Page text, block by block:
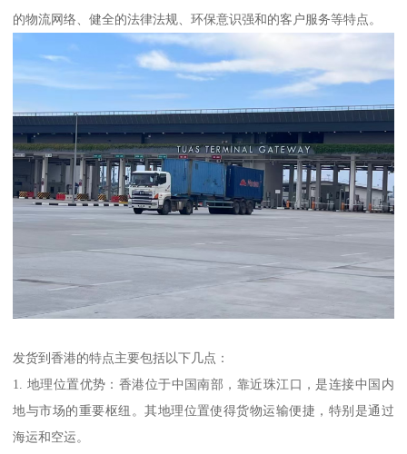
的物流网络、健全的法律法规、环保意识强和的客户服务等特点。
发货到香港的特点主要包括以下几点：
1. 地理位置优势：香港位于中国南部，靠近珠江口，是连接中国内
地与市场的重要枢纽。其地理位置使得货物运输便捷，特别是通过
海运和空运。